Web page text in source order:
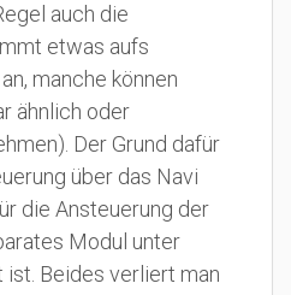
auch die
etwas aufs
manche können
ähnlich oder
Der Grund dafür
über das Navi
die Ansteuerung der
Modul unter
Beides verliert man